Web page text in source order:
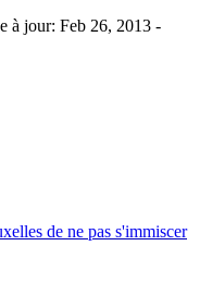
à jour: Feb 26, 2013 -
de ne pas s'immiscer